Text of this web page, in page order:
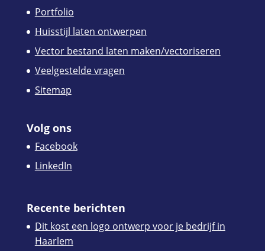
Portfolio
Huisstijl laten ontwerpen
Vector bestand laten maken/vectoriseren
Veelgestelde vragen
Sitemap
Volg ons
Facebook
LinkedIn
Recente berichten
Dit kost een logo ontwerp voor je bedrijf in
Haarlem